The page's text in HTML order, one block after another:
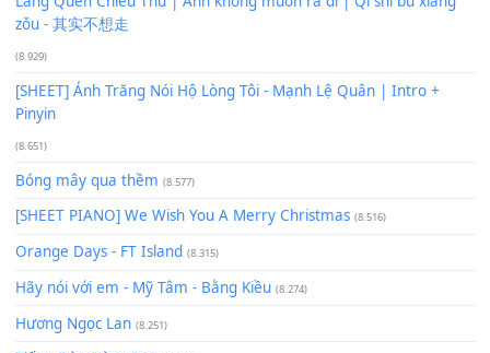
Giá Như - Soobin Hoàng Sơn
Có Em Đời Bỗng Vui
Cơn Mơ Băng Giá (9.103)
Chờ một tiếng yêu
Lãng Quên Chiều Thu | Anh không muốn ra đi | Qí shí bù
[SHEET] Ánh Trăng Nói Hộ Lòng Tôi - Mạnh Lệ Quân | Intro +
Pinyin